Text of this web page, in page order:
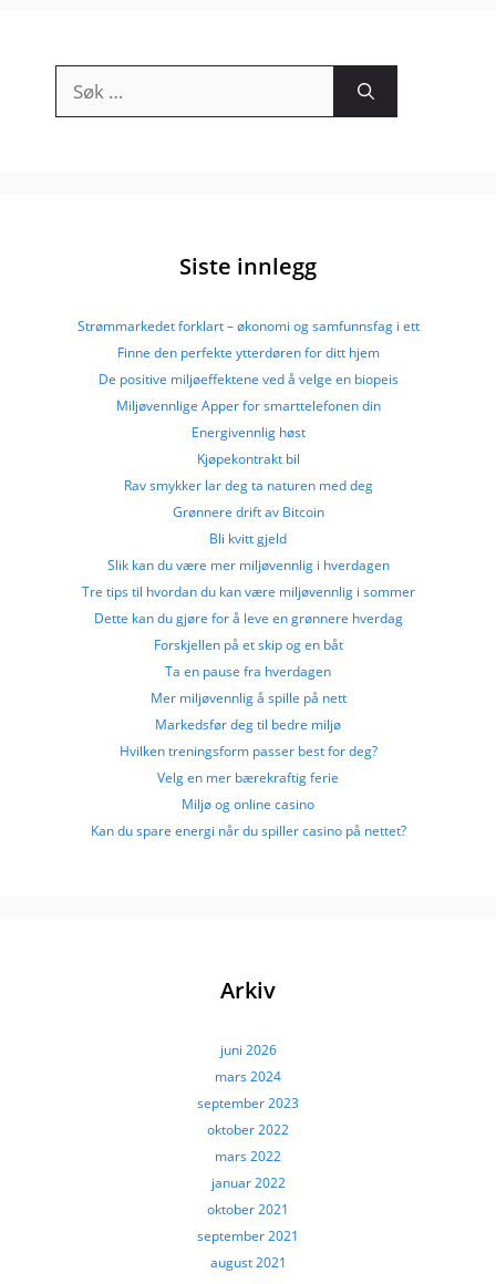
etter:
Siste innlegg
Strømmarkedet forklart – økonomi og samfunnsfag i ett
Finne den perfekte ytterdøren for ditt hjem
De positive miljøeffektene ved å velge en biopeis
Miljøvennlige Apper for smarttelefonen din
Energivennlig høst
Kjøpekontrakt bil
Rav smykker lar deg ta naturen med deg
Grønnere drift av Bitcoin
Bli kvitt gjeld
Slik kan du være mer miljøvennlig i hverdagen
Tre tips til hvordan du kan være miljøvennlig i sommer
Dette kan du gjøre for å leve en grønnere hverdag
Forskjellen på et skip og en båt
Ta en pause fra hverdagen
Mer miljøvennlig å spille på nett
Markedsfør deg til bedre miljø
Hvilken treningsform passer best for deg?
Velg en mer bærekraftig ferie
Miljø og online casino
Kan du spare energi når du spiller casino på nettet?
Arkiv
juni 2026
mars 2024
september 2023
oktober 2022
mars 2022
januar 2022
oktober 2021
september 2021
august 2021